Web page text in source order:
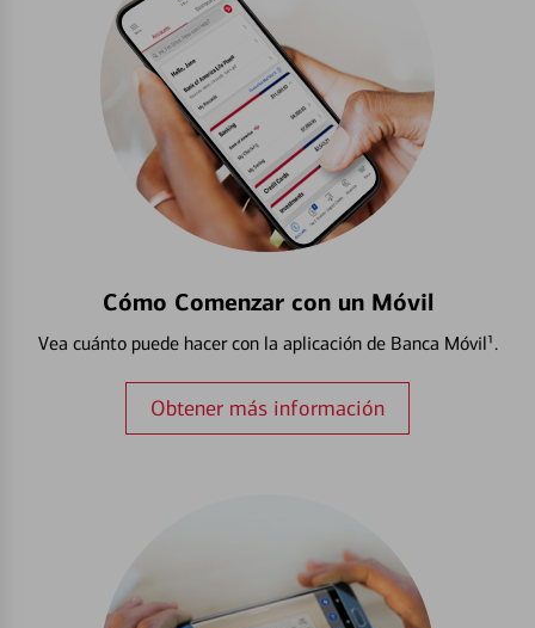
Cómo Comenzar con un Móvil
Vea cuánto puede hacer con la aplicación de Banca Móvil¹.
Obtener más información